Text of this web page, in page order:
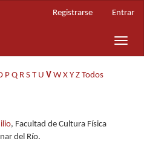
Registrarse Entrar
Toggle
P Q R S T U V W X Y Z Todos
, Facultad de Cultura Física
del Río.